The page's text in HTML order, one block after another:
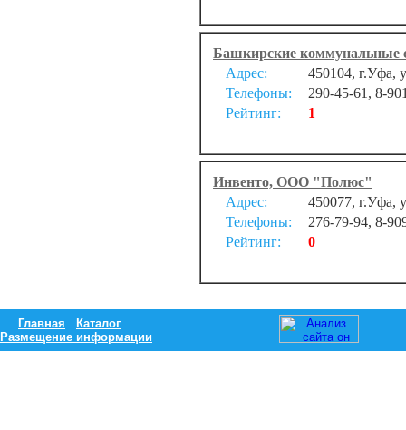
Башкирские
Адрес:
450104, г.Уфа,
Телефоны:
290-45-61, 8-
Рейтинг:
1
Инвенто, ООО "Полюс"
Адрес:
450077, г.Уфа,
Телефоны:
276-79-94, 8-
Рейтинг:
0
Главная
Каталог
Размещение информации